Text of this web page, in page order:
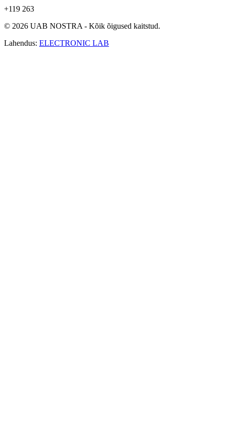
+119 263
© 2026 UAB NOSTRA - Kõik õigused kaitstud.
Lahendus: ELECTRONIC LAB